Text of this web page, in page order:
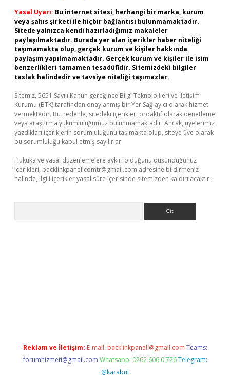
Yasal Uyarı: Bu internet sitesi, herhangi bir marka, kurum
veya şahıs şirketi ile hiçbir bağlantısı bulunmamaktadır.
Sitede yalnızca kendi hazırladığımız makaleler
paylaşılmaktadır. Burada yer alan içerikler haber niteliği
taşımamakta olup, gerçek kurum ve kişiler hakkında
paylaşım yapılmamaktadır. Gerçek kurum ve kişiler ile isim
benzerlikleri tamamen tesadüfidir. Sitemizdeki bilgiler
taslak halindedir ve tavsiye niteliği taşımazlar.
Sitemiz, 5651 Sayılı Kanun gereğince Bilgi Teknolojileri ve İletişim
Kurumu (BTK) tarafından onaylanmış bir Yer Sağlayıcı olarak hizmet
vermektedir. Bu nedenle, sitedeki içerikleri proaktif olarak denetleme
veya araştırma yükümlülüğümüz bulunmamaktadır. Ancak, üyelerimiz
yazdıkları içeriklerin sorumluluğunu taşımakta olup, siteye üye olarak
bu sorumluluğu kabul etmiş sayılırlar.
Hukuka ve yasal düzenlemelere aykırı olduğunu düşündüğünüz
içerikleri, backlinkpanelicomtr@gmail.com adresine bildirmeniz
halinde, ilgili içerikler yasal süre içerisinde sitemizden kaldırılacaktır.
Reklam ve İletişim: E-mail: backlinkpaneli@gmail.com Teams:
forumhizmeti@gmail.com Whatsapp: 0262 606 0 726 Telegram:
@karabul